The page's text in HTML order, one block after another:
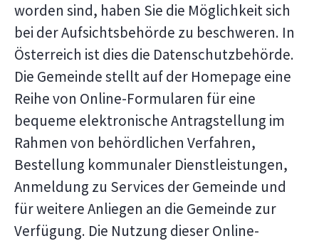
worden sind, haben Sie die Möglichkeit sich
bei der Aufsichtsbehörde zu beschweren. In
Österreich ist dies die Datenschutzbehörde.
Die Gemeinde stellt auf der Homepage eine
Reihe von Online-Formularen für eine
bequeme elektronische Antragstellung im
Rahmen von behördlichen Verfahren,
Bestellung kommunaler Dienstleistungen,
Anmeldung zu Services der Gemeinde und
für weitere Anliegen an die Gemeinde zur
Verfügung. Die Nutzung dieser Online-